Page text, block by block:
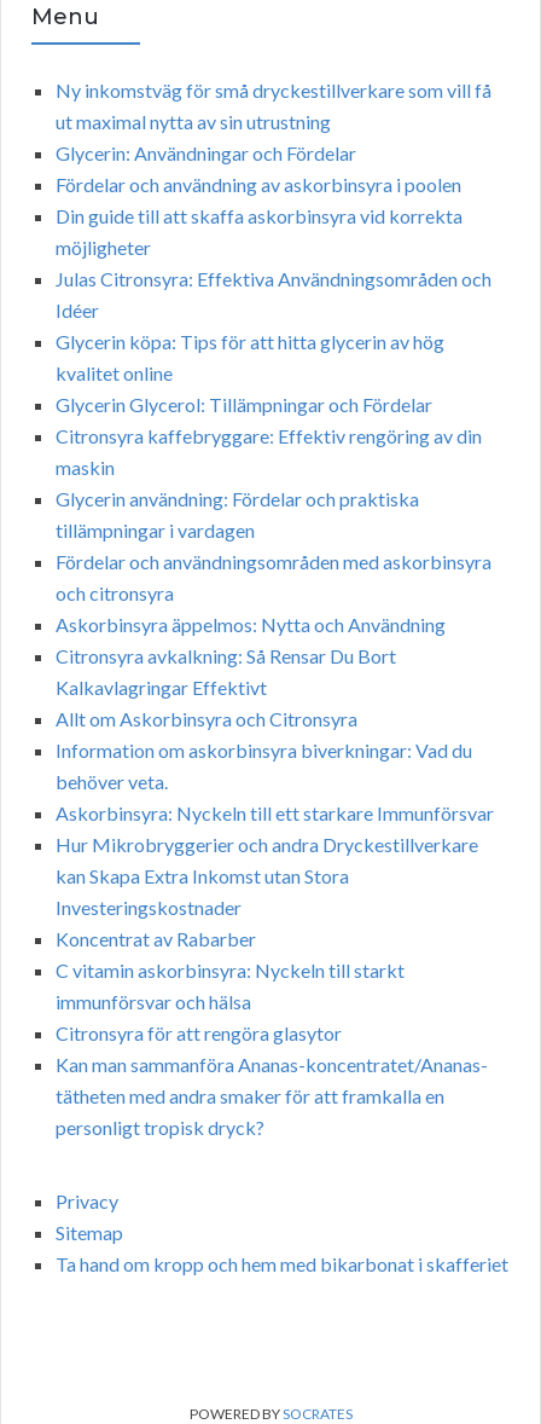
Menu
Ny inkomstväg för små dryckestillverkare som vill få
ut maximal nytta av sin utrustning
Glycerin: Användningar och Fördelar
Fördelar och användning av askorbinsyra i poolen
Din guide till att skaffa askorbinsyra vid korrekta
möjligheter
Julas Citronsyra: Effektiva Användningsområden och
Idéer
Glycerin köpa: Tips för att hitta glycerin av hög
kvalitet online
Glycerin Glycerol: Tillämpningar och Fördelar
Citronsyra kaffebryggare: Effektiv rengöring av din
maskin
Glycerin användning: Fördelar och praktiska
tillämpningar i vardagen
Fördelar och användningsområden med askorbinsyra
och citronsyra
Askorbinsyra äppelmos: Nytta och Användning
Citronsyra avkalkning: Så Rensar Du Bort
Kalkavlagringar Effektivt
Allt om Askorbinsyra och Citronsyra
Information om askorbinsyra biverkningar: Vad du
behöver veta.
Askorbinsyra: Nyckeln till ett starkare Immunförsvar
Hur Mikrobryggerier och andra Dryckestillverkare
kan Skapa Extra Inkomst utan Stora
Investeringskostnader
Koncentrat av Rabarber
C vitamin askorbinsyra: Nyckeln till starkt
immunförsvar och hälsa
Citronsyra för att rengöra glasytor
Kan man sammanföra Ananas-koncentratet/Ananas-
tätheten med andra smaker för att framkalla en
personligt tropisk dryck?
Privacy
Sitemap
Ta hand om kropp och hem med bikarbonat i skafferiet
POWERED BYSOCRATES